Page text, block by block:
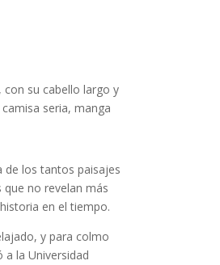
su cabello largo y
seria, manga
de los tantos paisajes
no revelan más
en el tiempo.
y para colmo
la Universidad